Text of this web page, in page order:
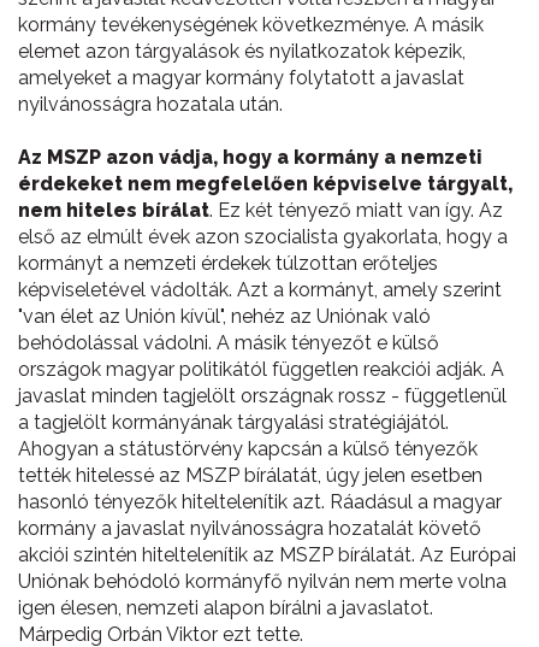
kormány tevékenységének következménye. A másik
elemet azon tárgyalások és nyilatkozatok képezik,
amelyeket a magyar kormány folytatott a javaslat
nyilvánosságra hozatala után.
Az MSZP azon vádja, hogy a kormány a nemzeti
érdekeket nem megfelelően képviselve tárgyalt,
nem hiteles bírálat. Ez két tényező miatt van így. Az
első az elmúlt évek azon szocialista gyakorlata, hogy a
kormányt a nemzeti érdekek túlzottan erőteljes
képviseletével vádolták. Azt a kormányt, amely szerint
"van élet az Unión kívül", nehéz az Uniónak való
behódolással vádolni. A másik tényezőt e külső
országok magyar politikától független reakciói adják. A
javaslat minden tagjelölt országnak rossz - függetlenül
a tagjelölt kormányának tárgyalási stratégiájától.
Ahogyan a státustörvény kapcsán a külső tényezők
tették hitelessé az MSZP bírálatát, úgy jelen esetben
hasonló tényezők hiteltelenítik azt. Ráadásul a magyar
kormány a javaslat nyilvánosságra hozatalát követő
akciói szintén hiteltelenítik az MSZP bírálatát. Az Európai
Uniónak behódoló kormányfő nyilván nem merte volna
igen élesen, nemzeti alapon bírálni a javaslatot.
Márpedig Orbán Viktor ezt tette.